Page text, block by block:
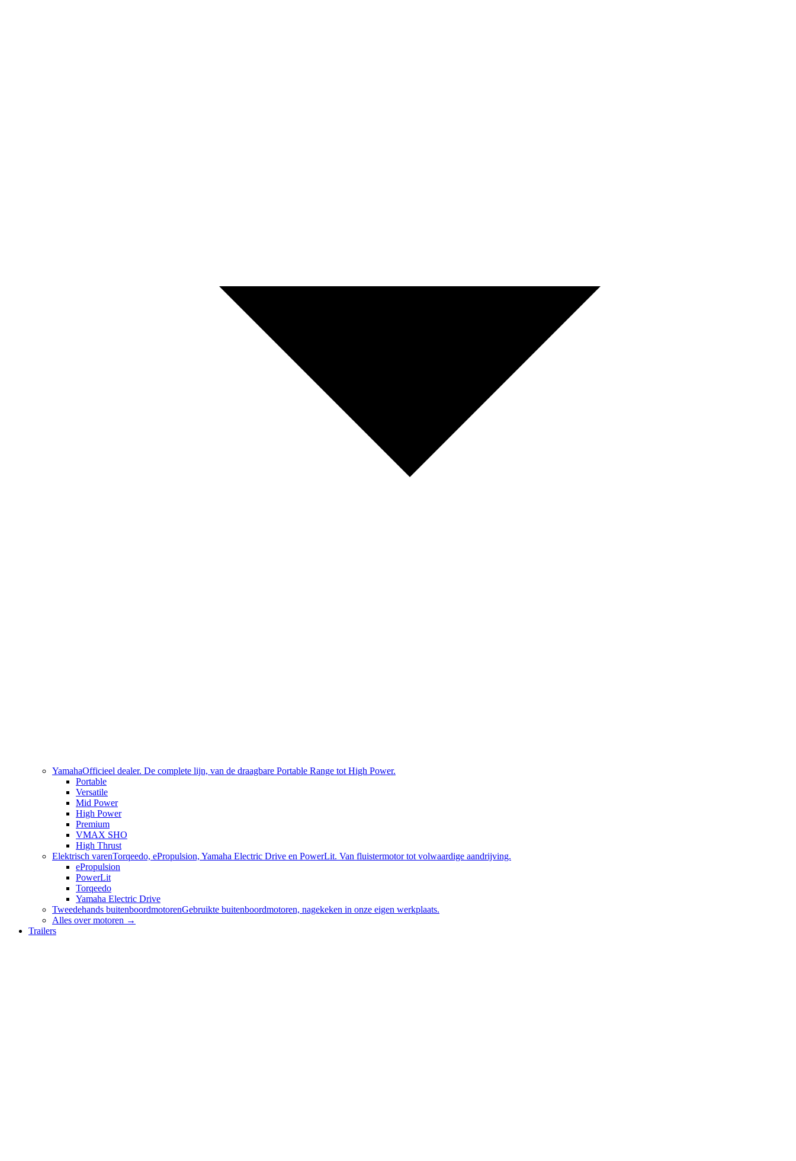
YamahaOfficieel dealer. De complete lijn, van de draagbare Portable Range tot High Power.
Portable
Versatile
Mid Power
High Power
Premium
VMAX SHO
High Thrust
Elektrisch varenTorqeedo, ePropulsion, Yamaha Electric Drive en PowerLit. Van fluistermotor tot volwaardige aandrijving.
ePropulsion
PowerLit
Torqeedo
Yamaha Electric Drive
Tweedehands buitenboordmotorenGebruikte buitenboordmotoren, nagekeken in onze eigen werkplaats.
Alles overmotoren →
Trailers